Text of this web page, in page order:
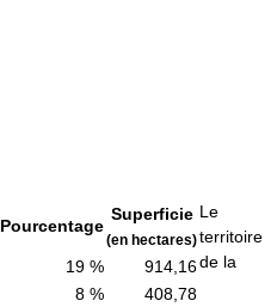
Pourcentage
Superficie
(en hectares)
19 %
914,16
8 %
408,78
Le
territoire
de la